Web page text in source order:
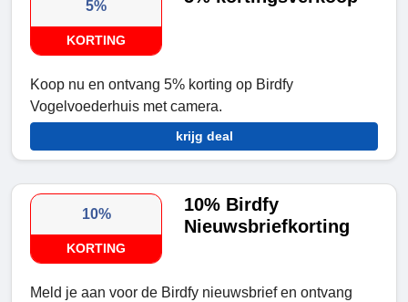
5%
KORTING
Koop nu en ontvang 5% korting op Birdfy
Vogelvoederhuis met camera.
krijg deal
10%
KORTING
10% Birdfy
Nieuwsbriefkorting
Meld je aan voor de Birdfy nieuwsbrief en ontvang